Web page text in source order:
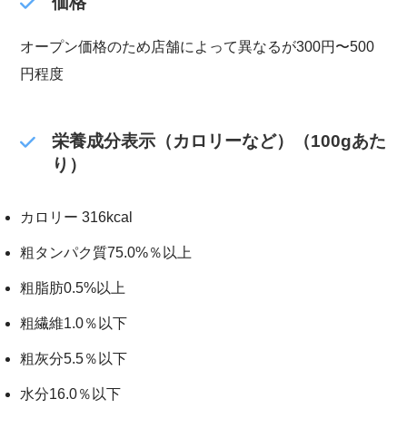
オープン価格のため店舗によって異なるが300円〜500
円程度
栄養成分表示（カロリーなど）（100gあた
り）
カロリー 316kcal
粗タンパク質75.0%％以上
粗脂肪0.5%以上
粗繊維1.0％以下
粗灰分5.5％以下
水分16.0％以下